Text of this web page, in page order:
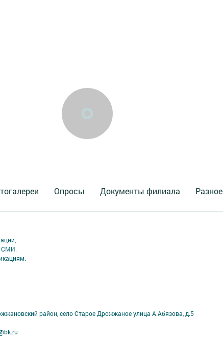
Опросы Документы филиала Разное
СМИ.
район, село Старое Дрожжаное улица А.Абязова, д.5